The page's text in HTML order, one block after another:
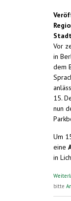
Vor
in
dem
15.
nun
Um
eine
in
bitte